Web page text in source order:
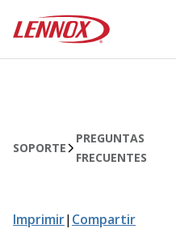
Lennox
SOPORTE
PREGUNTAS
FRECUENTES
Imprimir| Compartir